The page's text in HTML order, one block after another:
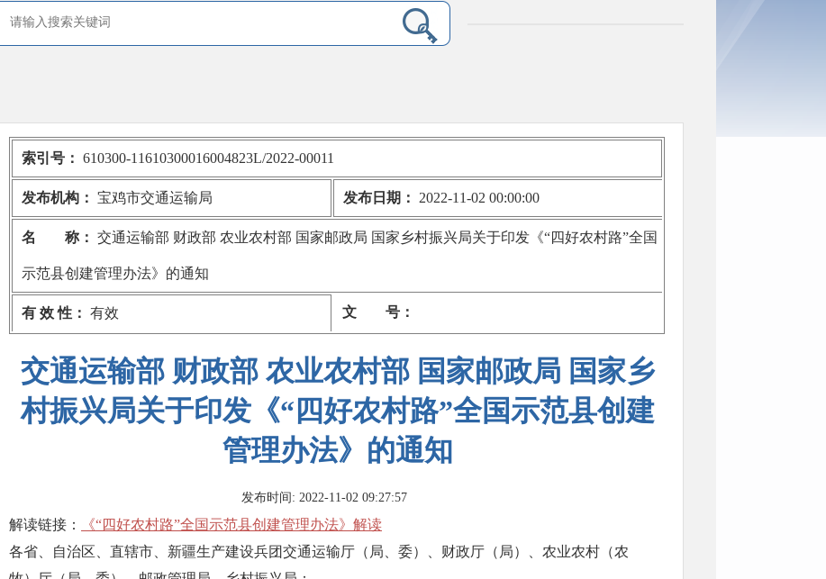
索引号： 610300-11610300016004823L/2022-00011
发布机构： 宝鸡市交通运输局 发布日期： 2022-11-02 00:00:00
名 称： 交通运输部 财政部 农业农村部 国家邮政局 国家乡村振兴局关于印发《“四好农村路”全国
示范县创建管理办法》的通知
有 效 性： 有效 文 号：
交通运输部 财政部 农业农村部 国家邮政局 国家乡
村振兴局关于印发《“四好农村路”全国示范县创建
管理办法》的通知
发布时间: 2022-11-02 09:27:57
解读链接：
《“四好农村路”全国示范县创建管理办法》解读
各省、自治区、直辖市、新疆生产建设兵团交通运输厅（局、委）、财政厅（局）、农业农村（农